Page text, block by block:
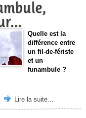
Quelle est la
différence entre
un fil-de-fériste
et un
funambule ?
Lire la suite…